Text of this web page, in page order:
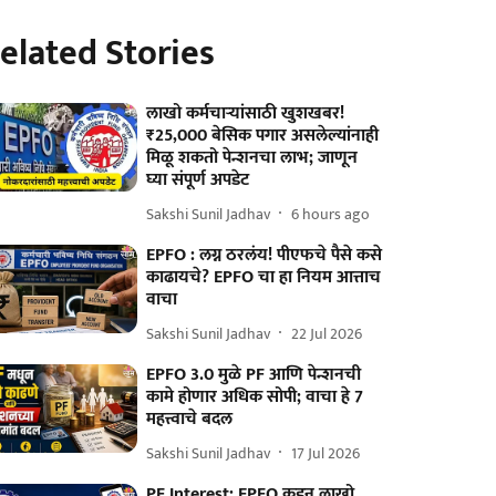
Stories
लाखो कर्मचाऱ्यांसाठी खुशखबर!
₹25,000 बेसिक पगार असलेल्यांनाही
मिळू शकतो पेन्शनचा लाभ; जाणून
घ्या संपूर्ण अपडेट
Sakshi Sunil Jadhav 6 hours ago
EPFO : लग्न ठरलंय! पीएफचे पैसे कसे
काढायचे? EPFO चा हा नियम आत्ताच
वाचा
Sakshi Sunil Jadhav 22 Jul 2026
EPFO 3.0 मुळे PF आणि पेन्शनची
कामे होणार अधिक सोपी; वाचा हे 7
महत्त्वाचे बदल
Sakshi Sunil Jadhav 17 Jul 2026